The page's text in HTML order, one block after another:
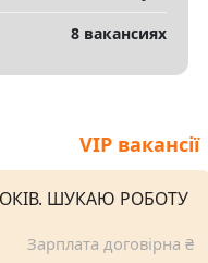
8 вакансиях
VIP вакансії
ШУКАЮ РОБОТУ
Зарплата договірна ₴